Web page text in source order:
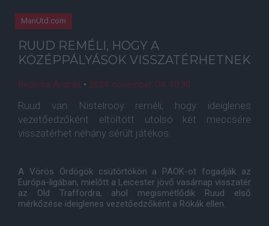
ManUtd.com
RUUD REMÉLI, HOGY A
KÖZÉPPÁLYÁSOK VISSZATÉRHETNEK
Bederna András • 2024. november. 04. 10:30
Ruud van Nistelrooy reméli, hogy ideiglenes
vezetőedzőként eltöltött utolsó két meccsére
visszatérhet néhány sérült játékos.
A Vörös Ördögök csütörtökön a PAOK-ot fogadják az
Európa-ligában, mielőtt a Leicester jövő vasárnap visszatér
az Old Traffordra, ahol megismétlődik Ruud első
mérkőzése ideiglenes vezetőedzőként a Rókák ellen.